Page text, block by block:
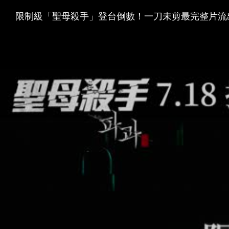
限制級「聖母殺手」登台倒數！一刀未剪最完整片